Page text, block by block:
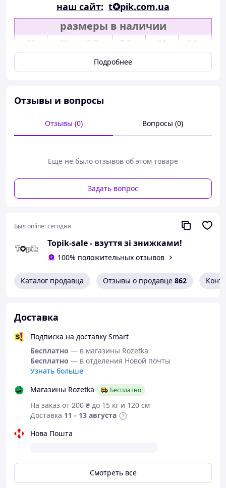
наш сайт: t✪pik.com.ua
размеры в наличии
X X 38р 39р X 41р
★ весна/лето
★ материал верха прочное трикотажное
полотно
★ цвет розовый
★ материал подошвы силикон с мягкой
резиновой накладкой
★ подойдут на среднюю ширину ноги
★ подойдут на среднюю высоту подъема
★ высота подошвы 1 см под пальцами, 3
см под пятой
★ специальная амортизирующая
стелька, снимает нагрузку из суставов во
★ мягкие, удобные
★ позволят чувствовать себя стильно,
ярко и красиво
Подробнее
Отзывы и вопросы
Отзывы (0) Вопросы (0)
Еще не было отзывов об этом товаре
Задать вопрос
Был online:сегодня
Topik-sale - взуття зі знижками!
100% положительных отзывов
Каталог продавца Отзывы о продавце 862
Доставка
Подписка на доставку Smart
Бесплатно — в магазины Rozetka
Бесплатно — в отделения Новой почты
Узнать больше
Магазины Rozetka
Бесплатно
На заказ от 200 ₴ до 15 кг и 120 см
Доставка 11 - 13 августа
Нова Пошта
Смотреть всё